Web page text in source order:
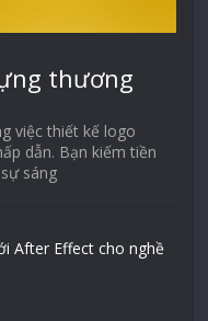
thương
việc thiết kế logo
dẫn. Bạn kiếm tiền
sáng
After Effect cho nghề